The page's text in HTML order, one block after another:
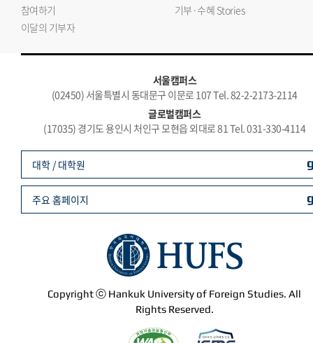
참여하기
기부·수혜 Stories
이달의 기부자
서울캠퍼스
(02450) 서울특별시 동대문구 이문로 107 Tel. 82-2-2173-2114
글로벌캠퍼스
(17035) 경기도 용인시 처인구 모현읍 외대로 81 Tel. 031-330-4114
Copyright ⓒ Hankuk University of Foreign Studies. All
Rights Reserved.
대학 / 대학원
주요 홈페이지